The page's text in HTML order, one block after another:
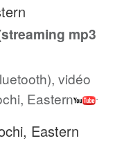
mp3
vidéo
Eastern
Eastern